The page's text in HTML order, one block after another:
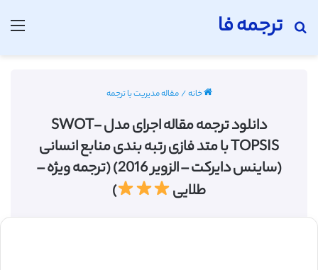
ترجمه فا
جستجو برای
خانه/مقاله مدیریت با ترجمه
دانلود ترجمه مقاله اجرای مدل SWOT-
TOPSIS با متد فازی رتبه بندی منابع انسانی
(ساینس دایرکت – الزویر 2016) (ترجمه ویژه –
طلایی
)